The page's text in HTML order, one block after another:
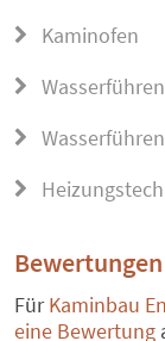
Kaminofen
FürKaminbau
eine Bewertung